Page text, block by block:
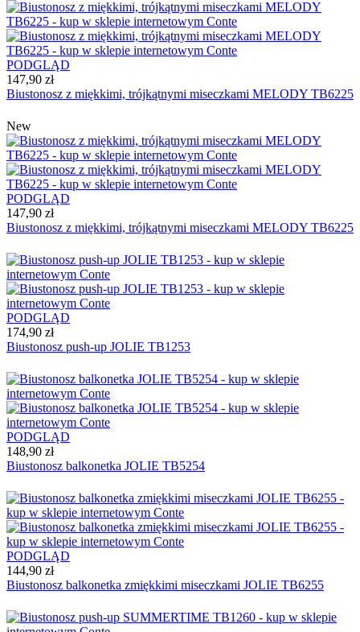
PODGLĄD
147,90 zł
Biustonosz z miękkimi, trójkątnymi miseczkami MELODY TB6225
New
PODGLĄD
147,90 zł
Biustonosz z miękkimi, trójkątnymi miseczkami MELODY TB6225
PODGLĄD
174,90 zł
Biustonosz push-up JOLIE TB1253
PODGLĄD
148,90 zł
Biustonosz balkonetka JOLIE TB5254
PODGLĄD
144,90 zł
Biustonosz balkonetka zmiękkimi miseczkami JOLIE TB6255